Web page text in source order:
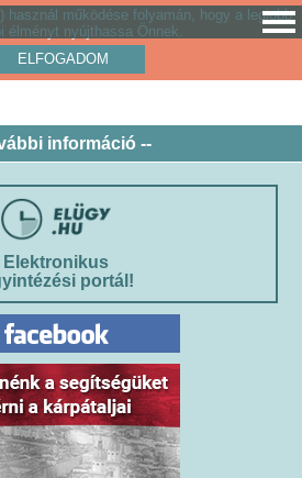
használ működése folyamán, hogy a legjobb
élményt nyújthassa Önnek.
ELFOGADOM
információ --
Elektronikus
portál!